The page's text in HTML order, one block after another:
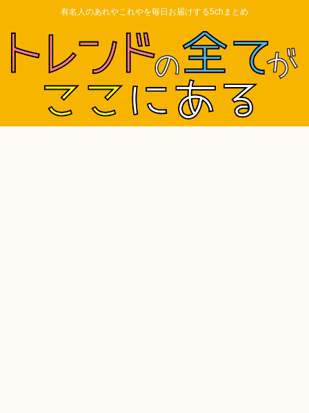
有名人のあれやこれやを毎日お届けする5chまとめ